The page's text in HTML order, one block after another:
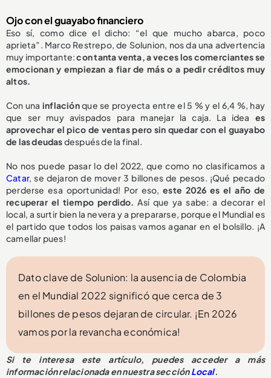
Ojo con el guayabo financiero
Eso sí, como dice el dicho: “el que mucho abarca, poco
aprieta”. Marco Restrepo, de Solunion, nos da una advertencia
muy importante:con tanta venta, a veces los comerciantes se
emocionan y empiezan a fiar de más o a pedir créditos muy
altos.
Con una inflaciónque se proyecta entre el 5 % y el 6,4 %, hay
que ser muy avispados para manejar la caja. La idea es
aprovechar el pico de ventas pero sin quedar con el guayabo
de las deudasdespués de la final.
No nos puede pasar lo del 2022, que como no clasificamos a
Catar, se dejaron de mover 3 billones de pesos. ¡Qué pecado
perderse esa oportunidad! Por eso,este 2026 es el año de
recuperar el tiempo perdido.Así que ya sabe: a decorar el
local, a surtir bien la nevera y a prepararse, porque el Mundial es
el partido que todos los paisas vamos aganar en el bolsillo. ¡A
camellar pues!
Dato clave de Solunion: la ausencia de Colombia
en el Mundial 2022 significó que cerca de 3
billones de pesos dejaran de circular. ¡En 2026
vamos por la revancha económica!
Si te interesa este artículo, puedes acceder a más
información relacionada en nuestra secciónLocal.